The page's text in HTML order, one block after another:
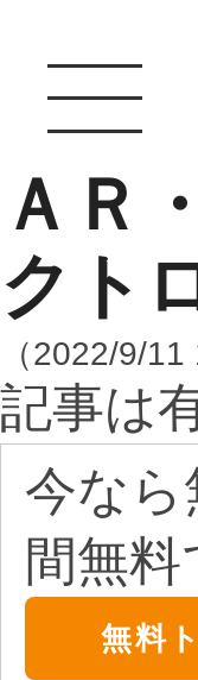
ＡＲ
クト
（2022/9/11
記事は
今な
間無
無料